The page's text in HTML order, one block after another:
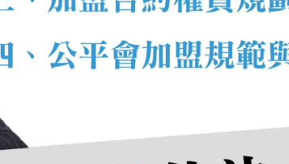
「集團會依照
與精緻；而桃園的大溪笠復威斯汀，則以家庭度
自然會成就品牌